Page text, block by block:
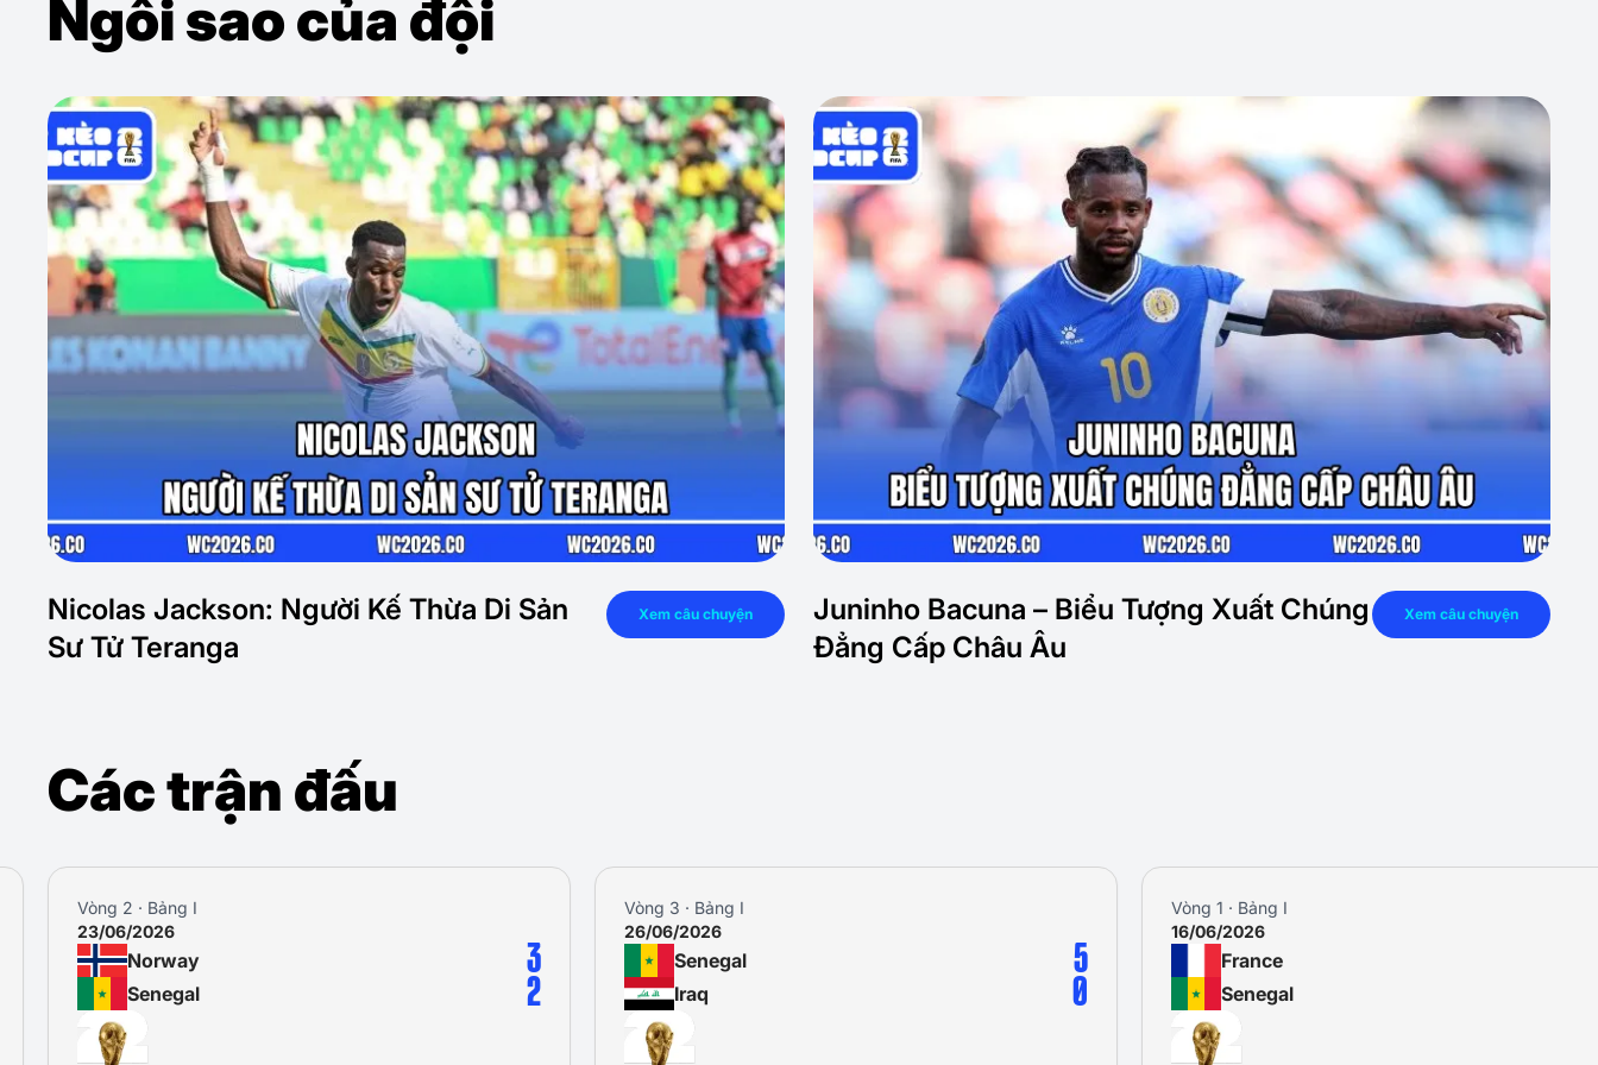
Ngôi sao của đội
Nicolas Jackson: Người Kế Thừa Di Sản
Sư Tử Teranga
Xem câu chuyện
Juninho Bacuna – Biểu Tượng Xuất Chúng
Đẳng Cấp Châu Âu
Xem câu chuyện
Các trận đấu
Vòng 2 · Bảng I
23/06/2026
Norway
Senegal
3
2
Vòng 3 · Bảng I
26/06/2026
Senegal
Iraq
5
0
Vòng 1 · Bảng I
16/06/2026
France
Senegal